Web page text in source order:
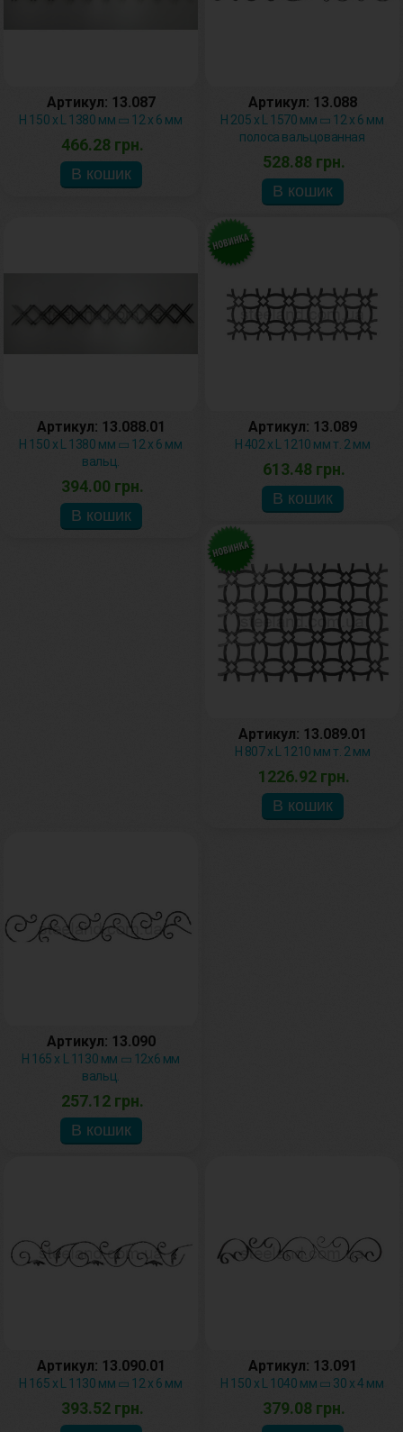
Артикул: 13.087
H 150 х L 1380 мм ▭ 12 х 6 мм
466.28 грн.
Артикул: 13.088
H 205 x L 1570 мм ▭ 12 x 6 мм
полоса вальцованная
528.88 грн.
Артикул: 13.088.01
H 150 х L 1380 мм ▭ 12 х 6 мм
вальц.
394.00 грн.
Артикул: 13.089
H 402 х L 1210 мм т. 2 мм
613.48 грн.
Артикул: 13.089.01
H 807 х L 1210 мм т. 2 мм
1226.92 грн.
Артикул: 13.090
H 165 х L 1130 мм ▭ 12х6 мм
вальц.
257.12 грн.
Артикул: 13.090.01
H 165 х L 1130 мм ▭ 12 х 6 мм
393.52 грн.
Артикул: 13.091
H 150 х L 1040 мм ▭ 30 х 4 мм
379.08 грн.